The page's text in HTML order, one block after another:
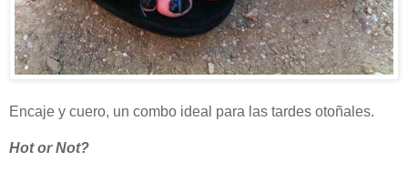
Encaje y cuero, un combo ideal para las tardes otoñales.
Hot or Not?